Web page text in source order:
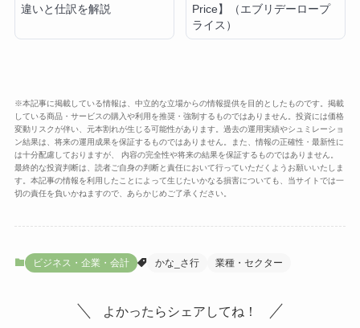
違いと仕訳を解説
Price】（エブリデーロープ
ライス）
※本記事に掲載している情報は、中立的な立場からの情報提供を目的としたものです。掲載
している商品・サービスの購入や利用を推奨・強制するものではありません。投資には価格
変動リスクが伴い、元本割れが生じる可能性があります。過去の運用実績やシュミレーショ
ン結果は、将来の運用成果を保証するものではありません。また、情報の正確性・最新性に
は十分配慮しておりますが、 内容の完全性や将来の結果を保証するものではありません。
最終的な投資判断は、読者ご自身の判断と責任において行っていただくようお願いいたしま
す。本記事の情報を利用したことによって生じたいかなる損害についても、当サイトでは一
切の責任を負いかねますので、あらかじめご了承ください。
ビジネス・企業・会計 かな_さ行 業種・セクター
よかったらシェアしてね！